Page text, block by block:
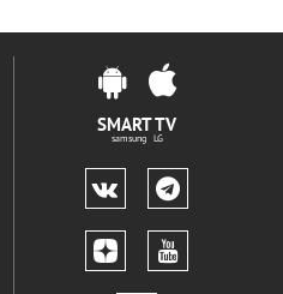
SMART TV
samsung LG